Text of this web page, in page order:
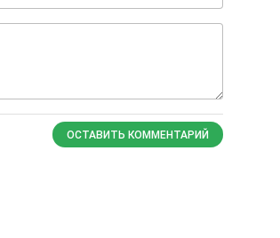
ОСТАВИТЬ КОММЕНТАРИЙ